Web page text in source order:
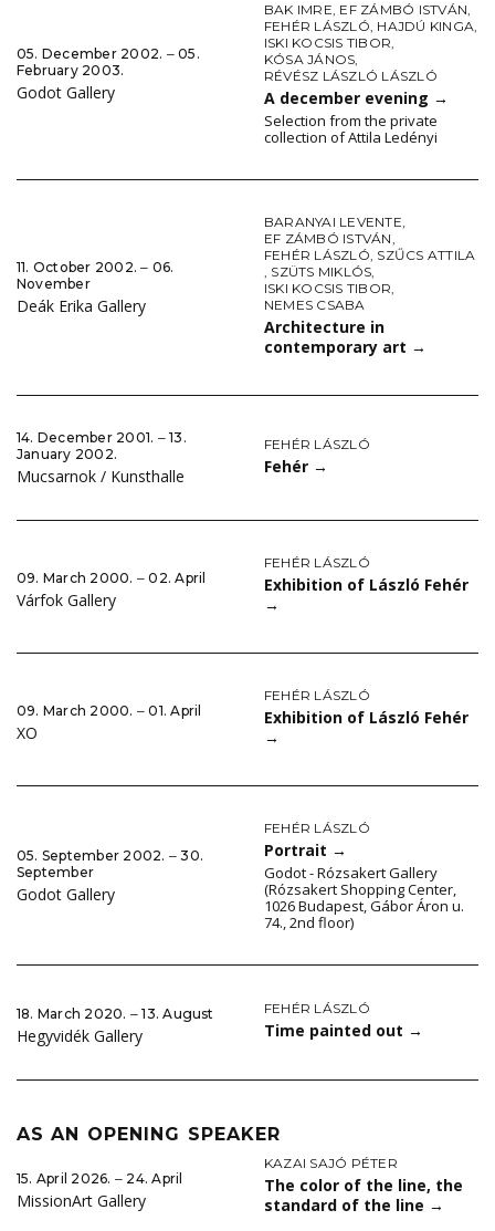
05. December 2002. ‒ 05.
February 2003.
Godot Gallery
BAK IMRE, EF ZÁMBÓ ISTVÁN,
FEHÉR LÁSZLÓ, HAJDÚ KINGA,
ISKI KOCSIS TIBOR,
KÓSA JÁNOS,
RÉVÉSZ LÁSZLÓ LÁSZLÓ
A december evening →
Selection from the private
collection of Attila Ledényi
11. October 2002. ‒ 06.
November
Deák Erika Gallery
BARANYAI LEVENTE,
EF ZÁMBÓ ISTVÁN,
FEHÉR LÁSZLÓ, SZŰCS ATTILA
, SZÜTS MIKLÓS,
ISKI KOCSIS TIBOR,
NEMES CSABA
Architecture in
contemporary art →
14. December 2001. ‒ 13.
January 2002.
Mucsarnok / Kunsthalle
FEHÉR LÁSZLÓ
Fehér →
09. March 2000. ‒ 02. April
Várfok Gallery
FEHÉR LÁSZLÓ
Exhibition of László Fehér
→
09. March 2000. ‒ 01. April
XO
FEHÉR LÁSZLÓ
Exhibition of László Fehér
→
05. September 2002. ‒ 30.
September
Godot Gallery
FEHÉR LÁSZLÓ
Portrait →
Godot - Rózsakert Gallery
(Rózsakert Shopping Center,
1026 Budapest, Gábor Áron u.
74., 2nd floor)
18. March 2020. ‒ 13. August
Hegyvidék Gallery
FEHÉR LÁSZLÓ
Time painted out →
AS AN OPENING SPEAKER
15. April 2026. ‒ 24. April
MissionArt Gallery
KAZAI SAJÓ PÉTER
The color of the line, the
standard of the line →